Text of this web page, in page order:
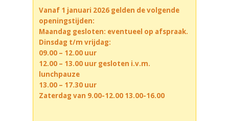
Vanaf 1 januari 2026 gelden de volgende
openingstijden:
Maandag gesloten: eventueel op afspraak.
Dinsdag t/m vrijdag:
09.00 – 12.00 uur
12.00 – 13.00 uur gesloten i.v.m.
lunchpauze
13.00 – 17.30 uur
Zaterdag van 9.00-12.00 13.00-16.00